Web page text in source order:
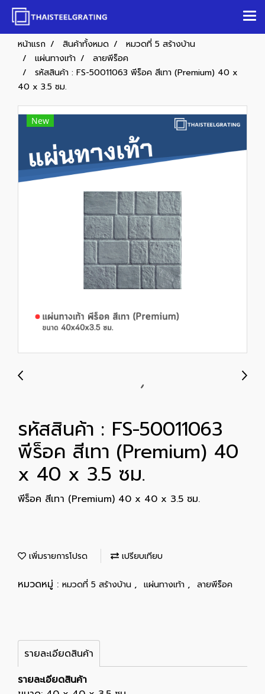
หน้าแรก สินค้าทั้งหมด
หมวดที่ 5 สร้างบ้าน
แผ่นทางเท้า
ลายพีร็อค
รหัสสินค้า : FS-50011063 พีร็อค สีเทา (Premium) 40 x
40 x 3.5 ซม.
New
รหัสสินค้า : FS-50011063
พีร็อค สีเทา (Premium) 40
x 40 x 3.5 ซม.
พีร็อค สีเทา (Premium) 40 x 40 x 3.5 ซม.
เพิ่มรายการโปรด เปรียบเทียบ
หมวดหมู่ : หมวดที่ 5 สร้างบ้าน , แผ่นทางเท้า , ลายพีร็อค
รายละเอียดสินค้า
รายละเอียดสินค้า